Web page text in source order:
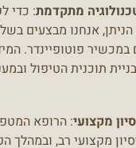
מתקדמת: כדי
אנחנו מבצעים
במכשיר פוטופיינדר.
תוכנית הטיפול
מקצועי: הרופא
מקצועי רב, ובמהלך